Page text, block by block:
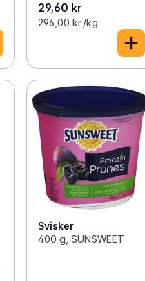
29,60 kr
296,00 kr /kg
Svisker
400 g, SUNSWEET